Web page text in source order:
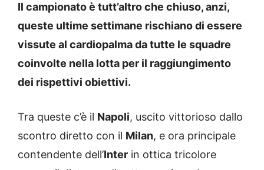
Il campionato è tutt’altro che chiuso, anzi,
queste ultime settimane rischiano di essere
vissute al cardiopalma da tutte le squadre
coinvolte nella lotta per il raggiungimento
dei rispettivi obiettivi.
Tra queste c’è il Napoli, uscito vittorioso dallo
scontro diretto con il Milan, e ora principale
contendente dell’Inter in ottica tricolore